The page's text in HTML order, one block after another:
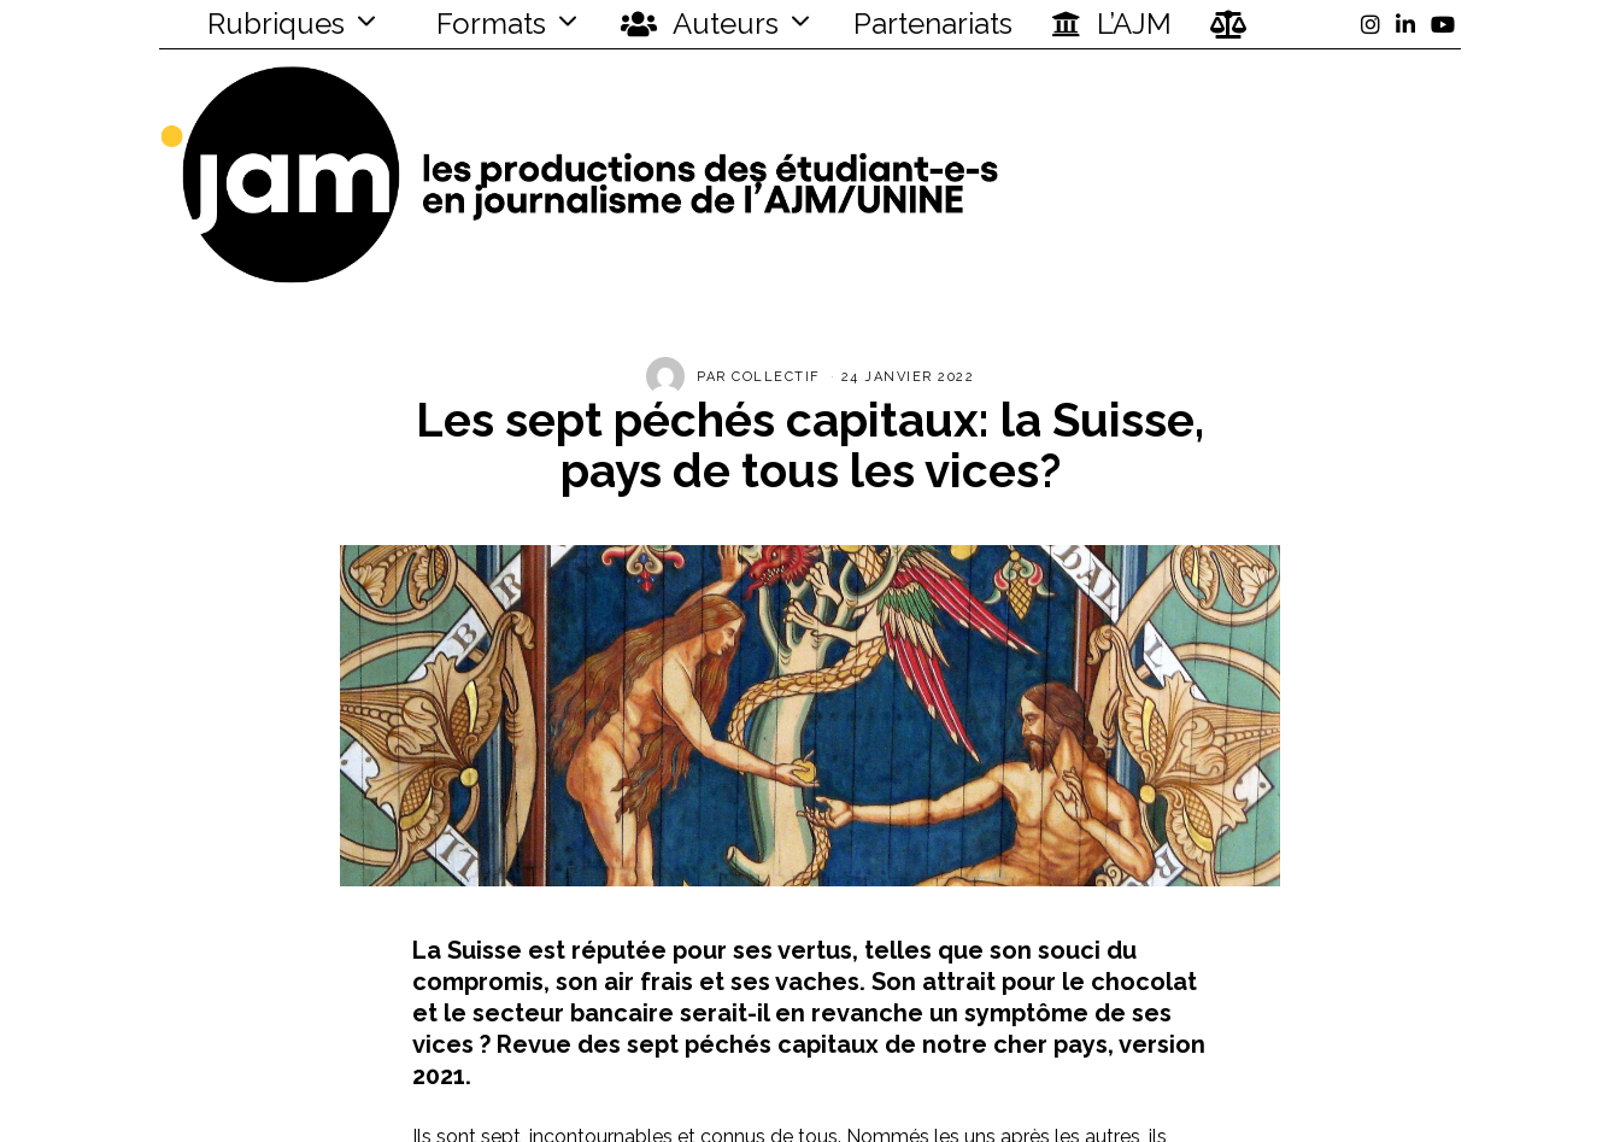
Rubriques Formats Auteurs Partenariats L’AJM
PAR COLLECTIF 24 JANVIER 2022
Les sept péchés capitaux: la Suisse,
pays de tous les vices?
La Suisse est réputée pour ses vertus, telles que son souci du
compromis, son air frais et ses vaches. Son attrait pour le chocolat
et le secteur bancaire serait-il en revanche un symptôme de ses
vices ? Revue des sept péchés capitaux de notre cher pays, version
2021.
Ils sont sept, incontournables et connus de tous. Nommés les uns après les autres, ils